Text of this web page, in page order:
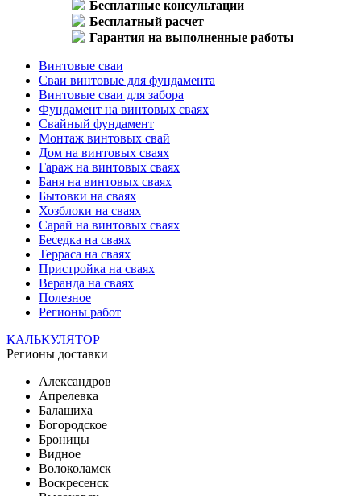
Бесплатные консультации
Бесплатный расчет
Гарантия на выполненные работы
Винтовые сваи
Сваи винтовые для фундамента
Винтовые сваи для забора
Фундамент на винтовых сваях
Свайный фундамент
Монтаж винтовых свай
Дом на винтовых сваях
Гараж на винтовых сваях
Баня на винтовых сваях
Бытовки на сваях
Хозблоки на сваях
Сарай на винтовых сваях
Беседка на сваях
Терраса на сваях
Пристройка на сваях
Веранда на сваях
Полезное
Регионы работ
КАЛЬКУЛЯТОР
Регионы доставки
Александров
Апрелевка
Балашиха
Богородское
Броницы
Видное
Волоколамск
Воскресенск